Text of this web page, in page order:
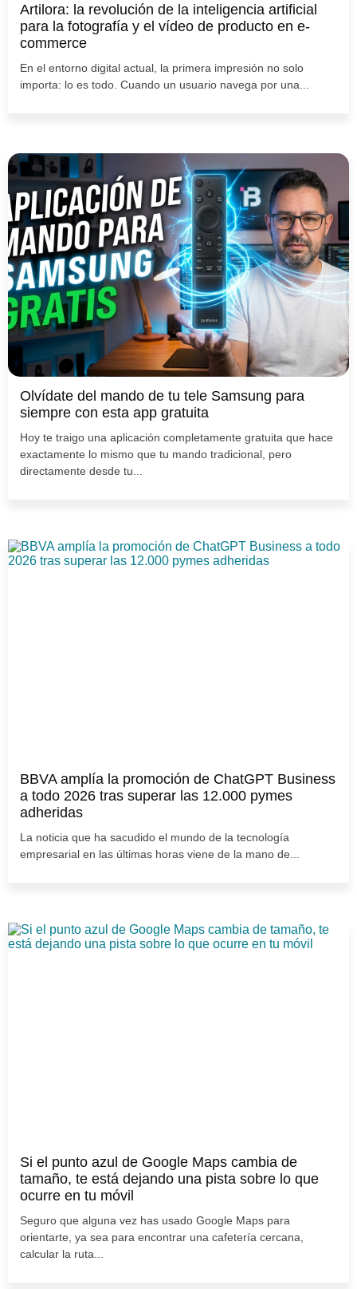
Artilora: la revolución de la inteligencia artificial
para la fotografía y el vídeo de producto en e-
commerce
En el entorno digital actual, la primera impresión no solo
importa: lo es todo. Cuando un usuario navega por una...
Olvídate del mando de tu tele Samsung para
siempre con esta app gratuita
Hoy te traigo una aplicación completamente gratuita que hace
exactamente lo mismo que tu mando tradicional, pero
directamente desde tu...
BBVA amplía la promoción de ChatGPT Business
a todo 2026 tras superar las 12.000 pymes
adheridas
La noticia que ha sacudido el mundo de la tecnología
empresarial en las últimas horas viene de la mano de...
Si el punto azul de Google Maps cambia de
tamaño, te está dejando una pista sobre lo que
ocurre en tu móvil
Seguro que alguna vez has usado Google Maps para
orientarte, ya sea para encontrar una cafetería cercana,
calcular la ruta...